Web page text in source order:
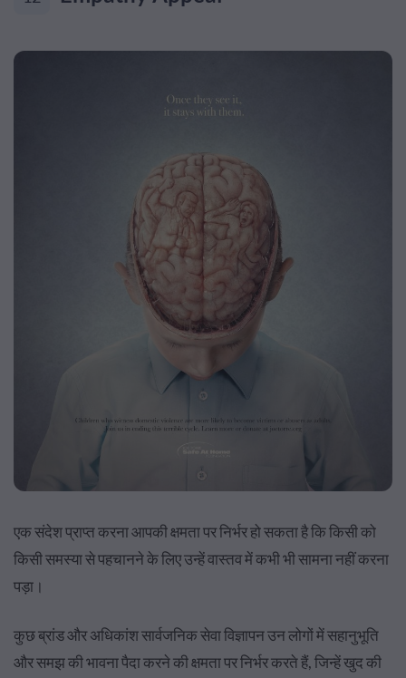
एक संदेश प्राप्त करना आपकी क्षमता पर निर्भर हो सकता है कि किसी को
किसी समस्या से पहचानने के लिए उन्हें वास्तव में कभी भी सामना नहीं करना
पड़ा।
कुछ ब्रांड और अधिकांश सार्वजनिक सेवा विज्ञापन उन लोगों में सहानुभूति
और समझ की भावना पैदा करने की क्षमता पर निर्भर करते हैं, जिन्हें खुद की